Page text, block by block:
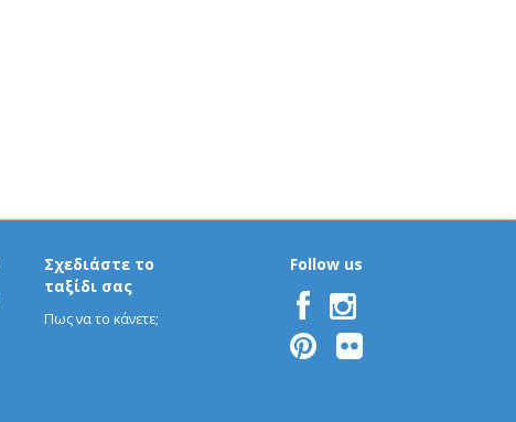
Σχεδιάστε το
ταξίδι σας
Πως να το κάνετε;
Follow us